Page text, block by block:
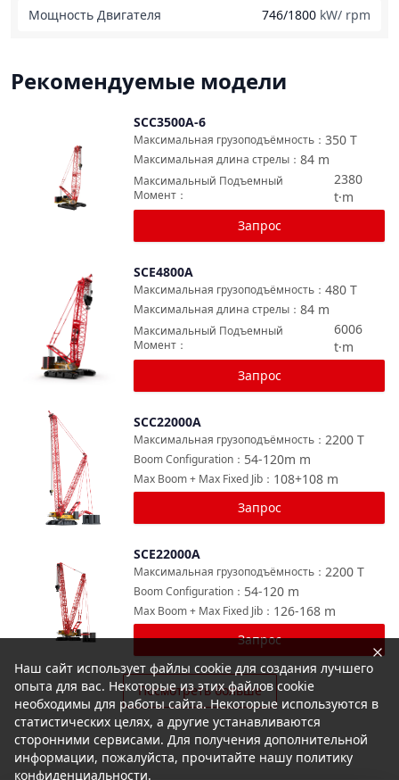
Мощность Двигателя 746/1800 kW/ rpm
Рекомендуемые модели
SCC3500A-6
350 T
Максимальная грузоподъёмность ：
84 m
Максимальная длина стрелы ：
2380
t·m
Максимальный Подъемный
Момент ：
Запрос
Сравнить
SCE4800A
480 T
Максимальная грузоподъёмность ：
84 m
Максимальная длина стрелы ：
6006
t·m
Максимальный Подъемный
Момент ：
Запрос
Сравнить
SCC22000A
2200 T
Максимальная грузоподъёмность ：
54-120m m
Boom Configuration ：
108+108 m
Max Boom + Max Fixed Jib ：
Запрос
Сравнить
SCE22000A
2200 T
Максимальная грузоподъёмность ：
54-120 m
Boom Configuration ：
126-168 m
Max Boom + Max Fixed Jib ：
Запрос
Посмотреть больше
Наш сайт использует файлы cookie для создания лучшего
опыта для вас. Некоторые из этих файлов cookie
необходимы для работы сайта. Некоторые используются в
статистических целях, а другие устанавливаются
сторонними сервисами. Для получения дополнительной
информации, пожалуйста, прочитайте нашу политику
конфиденциальности.